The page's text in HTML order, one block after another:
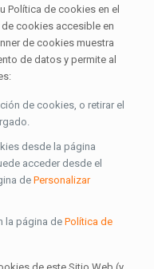
Política de cookies en el
cookies accesible en
de cookies muestra
de datos y permite al
de cookies, o retirar el
desde la página
acceder desde el
de Personalizar
la página de Política de